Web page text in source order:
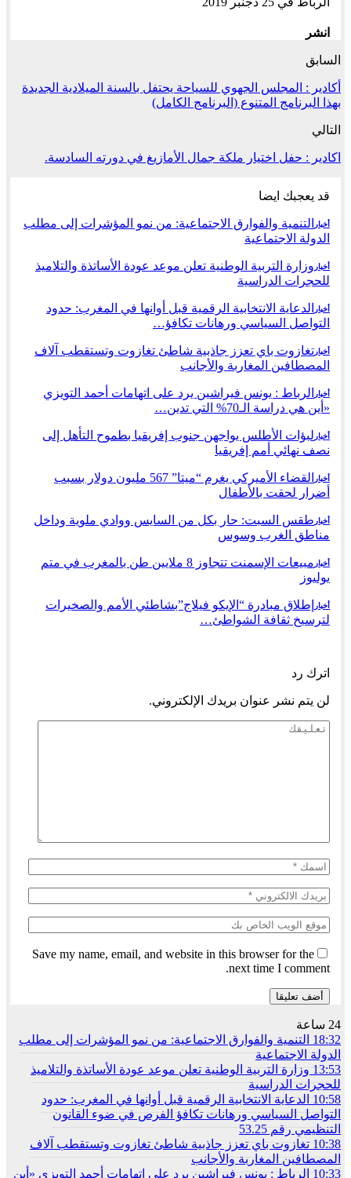
انشر
السابق
أكادير : المجلس الجهوي للسياحة يحتفل بالسنة الميلادية الجديدة
بهذا البرنامج المتنوع (البرنامج الكامل)
التالي
اكادير : حفل اختيار ملكة جمال الأمازيغ في دورته السادسة.
قد يعجبك ايضا
أخبار
التنمية والفوارق الاجتماعية: من نمو المؤشرات إلى مطلب
الدولة الاجتماعية
أخبار وزارة التربية الوطنية تعلن موعد عودة الأساتذة والتلاميذ
للحجرات الدراسية
أخبار
الدعاية الانتخابية الرقمية قبل أوانها في المغرب: حدود
التواصل السياسي ورهانات تكافؤ…
أخبار تغازوت باي تعزز جاذبية شاطئ تغازوت وتستقطب آلاف
المصطافين المغاربة والأجانب
أخبار
الرباط : يونس فيراشين يرد على اتهامات أحمد التويزي
«أين هي دراسة الـ70% التي تدين…
أخبار لبؤات الأطلس يواجهن جنوب إفريقيا بطموح التأهل إلى
نصف نهائي أمم إفريقيا
أخبار
القضاء الأميركي يغرم “ميتا” 567 مليون دولار بسبب
أضرار لحقت بالأطفال
أخبار طقس السبت: حار بكل من السايس ووادي ملوية وداخل
مناطق الغرب وسوس
أخبار
مبيعات الإسمنت تتجاوز 8 ملايين طن بالمغرب في متم
يوليوز
أخبار
إطلاق مبادرة “الإيكو فيلاج”بشاطئي الأمم والصخيرات
لترسيخ ثقافة الشواطئ…
اترك رد
لن يتم نشر عنوان بريدك الإلكتروني.
Save my name, email, and website in this browser for the
next time I comment.
24 ساعة
18:32 التنمية والفوارق الاجتماعية: من نمو المؤشرات إلى مطلب
الدولة الاجتماعية
13:53 وزارة التربية الوطنية تعلن موعد عودة الأساتذة والتلاميذ
للحجرات الدراسية
10:58 الدعاية الانتخابية الرقمية قبل أوانها في المغرب: حدود
التواصل السياسي ورهانات تكافؤ الفرص في ضوء القانون
التنظيمي رقم 53.25
10:38 تغازوت باي تعزز جاذبية شاطئ تغازوت وتستقطب آلاف
المصطافين المغاربة والأجانب
10:33 الرباط : يونس فيراشين يرد على اتهامات أحمد التويزي «أين